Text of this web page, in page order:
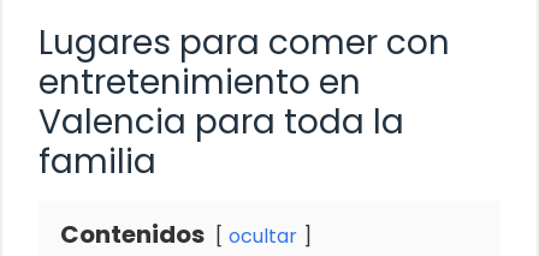
Lugares para comer con
entretenimiento en
Valencia para toda la
familia
Contenidos ocultar